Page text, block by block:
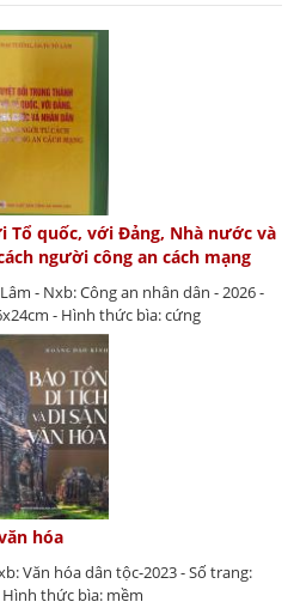
quốc, với Đảng, Nhà nước và
người công an cách mạng
- Nxb: Công an nhân dân - 2026 -
- Hình thức bìa: cứng
hóa
Văn hóa dân tộc-2023 - Số trang:
Hình thức bìa: mềm